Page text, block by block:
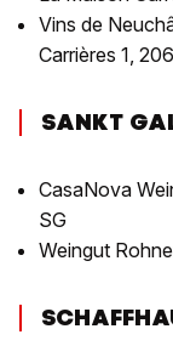
Vins de
Carrières 1,
SANKT
CasaNova
SG
Weingut